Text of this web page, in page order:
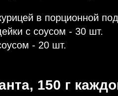
в порционной
с соусом - 30 шт.
- 20 шт.
150 г